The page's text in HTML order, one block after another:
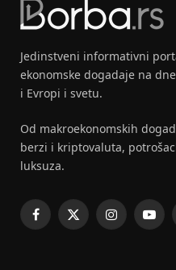
Jedinstveni informativni
ekonomske dogadaje na
i Evropi i svetu.
Od makroekonomskih
berzi i kriptovaluta,
luksuza.
Facebook
X
Instagram